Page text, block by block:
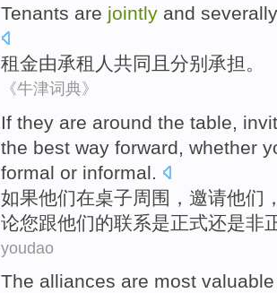
Tenants are jointly and severally
租金由承租人 共同 且 分别 承担 。
《牛津词典》
If they are around the table
the best way forward whether
formal or informal
如果他们在桌子周围 ， 邀请他们
论您跟他们的联系是正式还是非
youdao
The alliances are most valuable